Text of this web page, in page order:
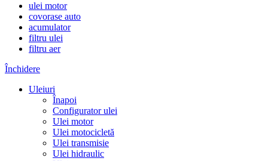
ulei motor
covorase auto
acumulator
filtru ulei
filtru aer
Închidere
Uleiuri
Înapoi
Configurator ulei
Ulei motor
Ulei motocicletă
Ulei transmisie
Ulei hidraulic